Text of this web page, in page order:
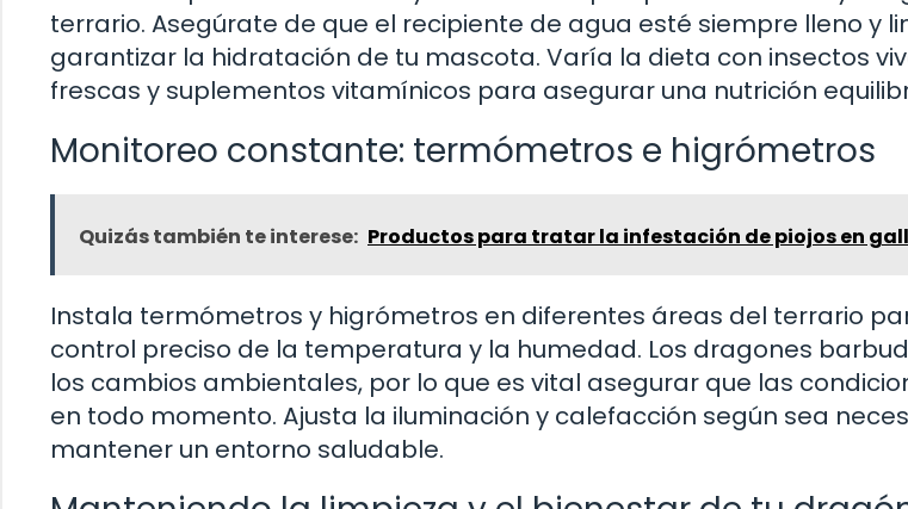
terrario. Asegúrate de que el recipiente de agua esté siempre lleno y
garantizar la hidratación de tu mascota. Varía la dieta con insectos
frescas y suplementos vitamínicos para asegurar una nutrición
Monitoreo constante: termómetros e higrómetros
Quizás también te interese: Productos para tratar la infestación de piojos en
Instala termómetros y higrómetros en diferentes áreas del terrario
control preciso de la temperatura y la humedad. Los dragones
los cambios ambientales, por lo que es vital asegurar que las
en todo momento. Ajusta la iluminación y calefacción según sea
mantener un entorno saludable.